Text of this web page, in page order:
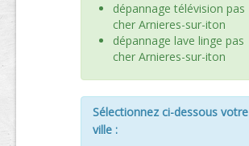
dépannage télévision pas
cher Arnieres-sur-iton
dépannage lave linge pas
cher Arnieres-sur-iton
Sélectionnez ci-dessous votre
ville :